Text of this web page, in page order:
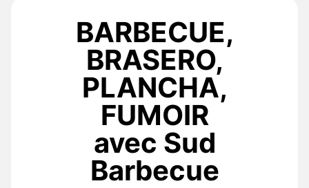
BARBECUE,
BRASERO,
PLANCHA,
FUMOIR
avec Sud
Barbecue